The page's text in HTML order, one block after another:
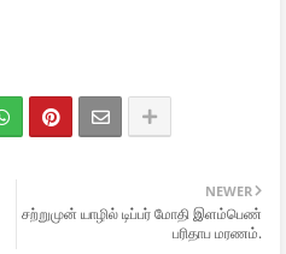
NEWER
சற்றுமுன் யாழில் டிப்பர் மோதி இளம்பெண்
பரிதாப மரணம்.